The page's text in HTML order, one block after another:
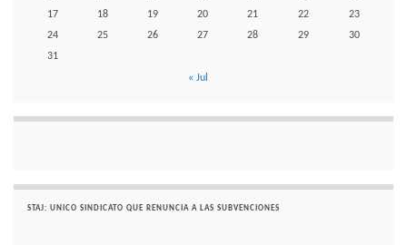
17
18 19 20 21 22
23
24
25 26 27 28 29
30
31
« Jul
STAJ: UNICO SINDICATO QUE RENUNCIA A LAS SUBVENCIONES